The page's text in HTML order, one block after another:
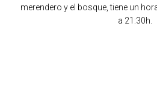
merendero y el bosque, tiene un
a 21:30h.